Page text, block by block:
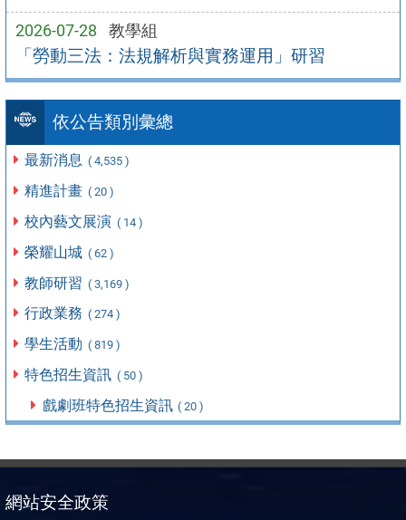
2026-07-28 教學組
「勞動三法：法規解析與實務運用」研習
依公告類別彙總
最新消息 ( 4,535 )
精進計畫 ( 20 )
校內藝文展演 ( 14 )
榮耀山城 ( 62 )
教師研習 ( 3,169 )
行政業務 ( 274 )
學生活動 ( 819 )
特色招生資訊 ( 50 )
戲劇班特色招生資訊 ( 20 )
網站安全政策